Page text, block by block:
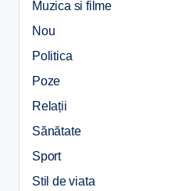
Muzica si filme
Nou
Politica
Poze
Relații
Sănătate
Sport
Stil de viata